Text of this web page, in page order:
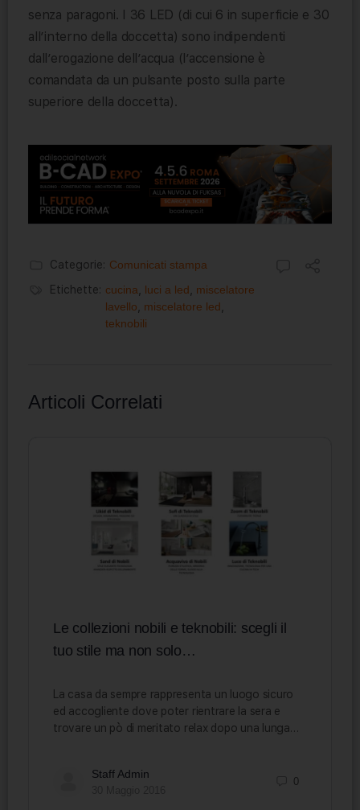
senza paragoni. I 36 LED (di cui 6 in superficie e 30
all’interno della doccetta) sono indipendenti
dall’erogazione dell’acqua (l’accensione è
comandata da un pulsante posto sulla parte
superiore della doccetta).
Categorie: Comunicati stampa
Etichette: cucina luci a led
miscelatore
lavello
miscelatore led
teknobili
Articoli Correlati
Le collezioni nobili e teknobili: scegli il
tuo stile ma non solo…
La casa da sempre rappresenta un luogo sicuro
ed accogliente dove poter rientrare la sera e
trovare un pò di meritato relax dopo una lunga…
Staff Admin
0